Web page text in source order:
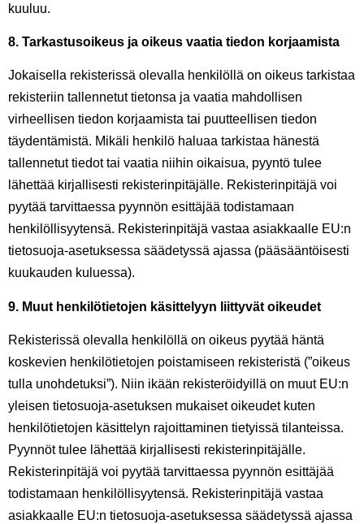
kuuluu.
8. Tarkastusoikeus ja oikeus vaatia tiedon korjaamista
Jokaisella rekisterissä olevalla henkilöllä on oikeus tarkistaa
rekisteriin tallennetut tietonsa ja vaatia mahdollisen
virheellisen tiedon korjaamista tai puutteellisen tiedon
täydentämistä. Mikäli henkilö haluaa tarkistaa hänestä
tallennetut tiedot tai vaatia niihin oikaisua, pyyntö tulee
lähettää kirjallisesti rekisterinpitäjälle. Rekisterinpitäjä voi
pyytää tarvittaessa pyynnön esittäjää todistamaan
henkilöllisyytensä. Rekisterinpitäjä vastaa asiakkaalle EU:n
tietosuoja-asetuksessa säädetyssä ajassa (pääsääntöisesti
kuukauden kuluessa).
9. Muut henkilötietojen käsittelyyn liittyvät oikeudet
Rekisterissä olevalla henkilöllä on oikeus pyytää häntä
koskevien henkilötietojen poistamiseen rekisteristä (”oikeus
tulla unohdetuksi”). Niin ikään rekisteröidyillä on muut EU:n
yleisen tietosuoja-asetuksen mukaiset oikeudet kuten
henkilötietojen käsittelyn rajoittaminen tietyissä tilanteissa.
Pyynnöt tulee lähettää kirjallisesti rekisterinpitäjälle.
Rekisterinpitäjä voi pyytää tarvittaessa pyynnön esittäjää
todistamaan henkilöllisyytensä. Rekisterinpitäjä vastaa
asiakkaalle EU:n tietosuoja-asetuksessa säädetyssä ajassa